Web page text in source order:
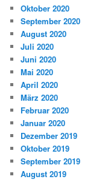
Oktober 2020
September 2020
August 2020
Juli 2020
Juni 2020
Mai 2020
April 2020
März 2020
Februar 2020
Januar 2020
Dezember 2019
Oktober 2019
September 2019
August 2019